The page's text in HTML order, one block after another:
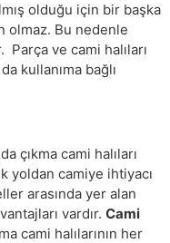
olduğu için bir başka
olmaz. Bu nedenle
ve cami halıları
kullanıma bağlı
çıkma cami halıları
yoldan camiye ihtiyacı
arasında yer alan
vardır. Cami
cami halılarının her